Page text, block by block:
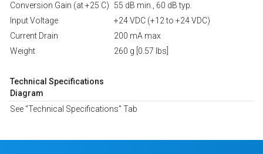
Conversion Gain (at +25 C)
55 dB min., 60 dB typ.
Input Voltage
+24 VDC (+12 to +24 VDC)
Current Drain
200 mA max
Weight
260 g [0.57 lbs]
Technical Specifications
Diagram
See "Technical Specifications" Tab